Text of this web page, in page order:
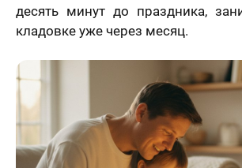
десять минут до праздника,
кладовке уже через месяц.